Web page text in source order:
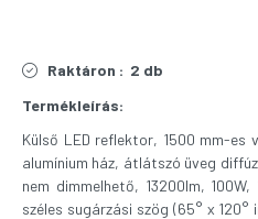
Raktáron : 2 db
Termékleírás:
Külső LED reflektor, 1500 mm-es
alumínium ház, átlátszó üveg
nem dimmelhető, 13200lm,
széles sugárzási szög (65° x